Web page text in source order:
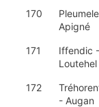
170
Apigné
171
Iffendic -
Loutehel
172
- Augan